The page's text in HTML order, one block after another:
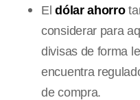
Eldólar ahorro
considerar para
divisas de forma
encuentra
de compra.